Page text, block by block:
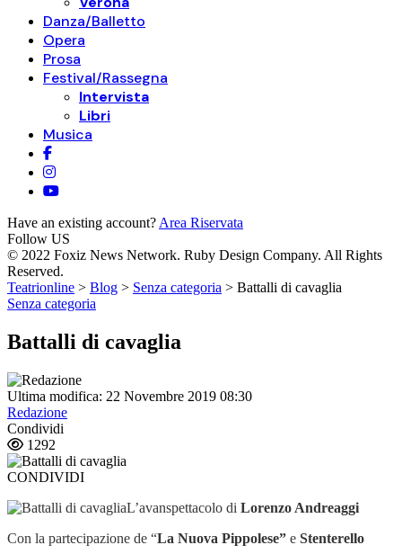
Danza/Balletto
Opera
Prosa
Festival/Rassegna
Intervista
Libri
Musica
Have an existing account? Area Riservata
Follow US
© 2022 Foxiz News Network. Ruby Design Company. All Rights
Reserved.
Teatrionline > Blog > Senza categoria > Battalli di cavaglia
Senza categoria
Battalli di cavaglia
Ultima modifica: 22 Novembre 2019 08:30
Redazione
Condividi
1292
CONDIVIDI
L’avanspettacolo di Lorenzo Andreaggi
Con la partecipazione de “La Nuova Pippolese” e Stenterello